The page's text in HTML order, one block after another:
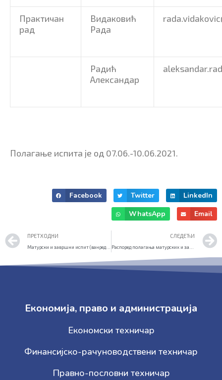
Практичан
рад
Видаковић
Рада
Радић
Александар
Полагање испита је од 07.06.-10.06.2021.
Facebook Twitter
LinkedIn
WhatsApp
Email
Prev
ПРЕТХОДНИ СЛЕДЕЋИ
Економија, право и администрација
Економски техничар
Финансијско-рачуноводствени техничар
Правно-пословни техничар